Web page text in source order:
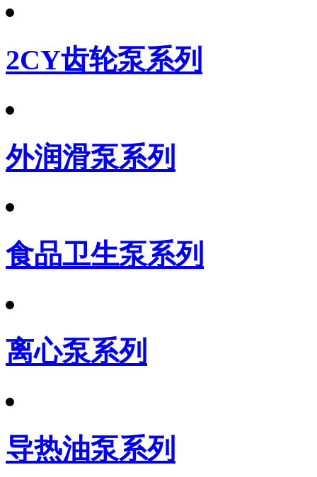
2CY齿轮泵系列
外润滑泵系列
食品卫生泵系列
离心泵系列
导热油泵系列